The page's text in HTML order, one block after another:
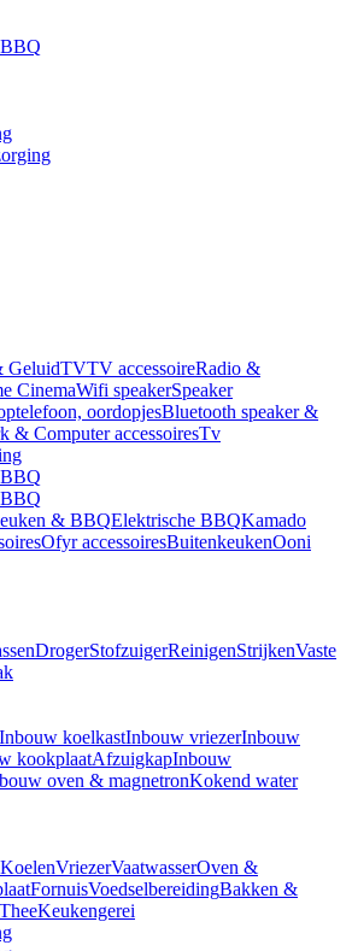
GeluidTVTV accessoireRadio &
CinemaWifi speakerSpeaker
oordopjesBluetooth speaker &
& Computer accessoiresTv
& BBQElektrische BBQKamado
Ofyr accessoiresBuitenkeukenOoni
DrogerStofzuigerReinigenStrijkenVaste
Inbouw koelkastInbouw vriezerInbouw
kookplaatAfzuigkapInbouw
oven & magnetronKokend water
KoelenVriezerVaatwasserOven &
FornuisVoedselbereidingBakken &
Keukengerei